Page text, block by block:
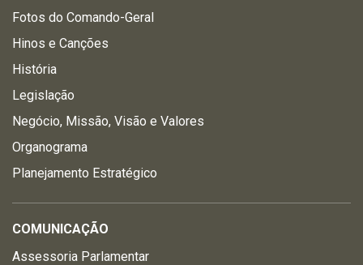
Fotos do Comando-Geral
Hinos e Canções
História
Legislação
Negócio, Missão, Visão e Valores
Organograma
Planejamento Estratégico
COMUNICAÇÃO
Assessoria Parlamentar